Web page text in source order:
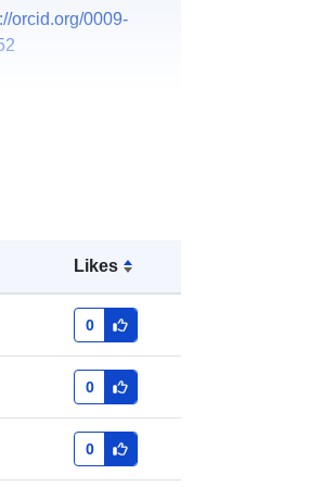
Likes
0
0
0
orcid.org/0009-
zenodo.1939
88u/dataset/oai